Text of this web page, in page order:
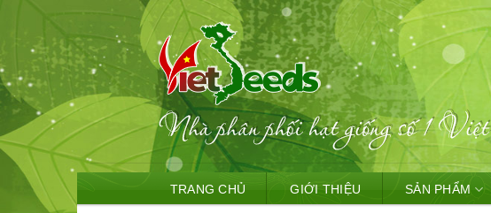
to
TRANG CHỦ GIỚI THIỆU SẢN PHẨM